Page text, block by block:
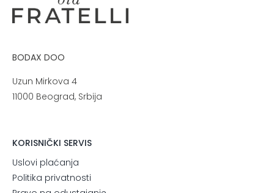
BODAX DOO
Uzun Mirkova 4
11000 Beograd, Srbija
KORISNIČKI SERVIS
Uslovi plaćanja
Politika privatnosti